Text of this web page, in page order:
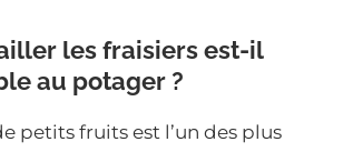
les fraisiers est-il
au potager ?
petits fruits est l’un des plus